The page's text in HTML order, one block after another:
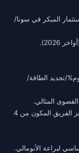
المبكر في سونا/
تجديد الطاقة/
: لا يوجد بديل يضاهي تعزيز الفريق المكون من 4
لبراعة الأنومالي.